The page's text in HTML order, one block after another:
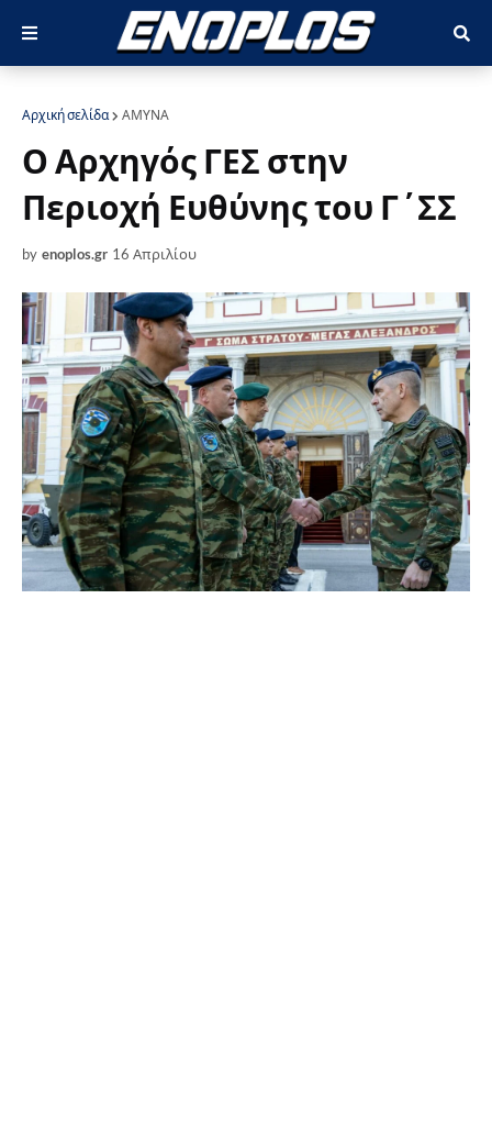
Αρχική σελίδα ΑΜΥΝΑ
Ο Αρχηγός ΓΕΣ στην
Περιοχή Ευθύνης του Γ΄ΣΣ
by enoplos.gr 16 Απριλίου